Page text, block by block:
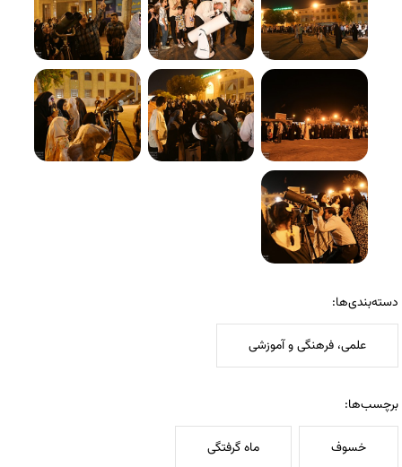
دسته‌بندی‌ها:
علمی، فرهنگی و آموزشی
برچسب‌ها:
خسوف ماه گرفتگی